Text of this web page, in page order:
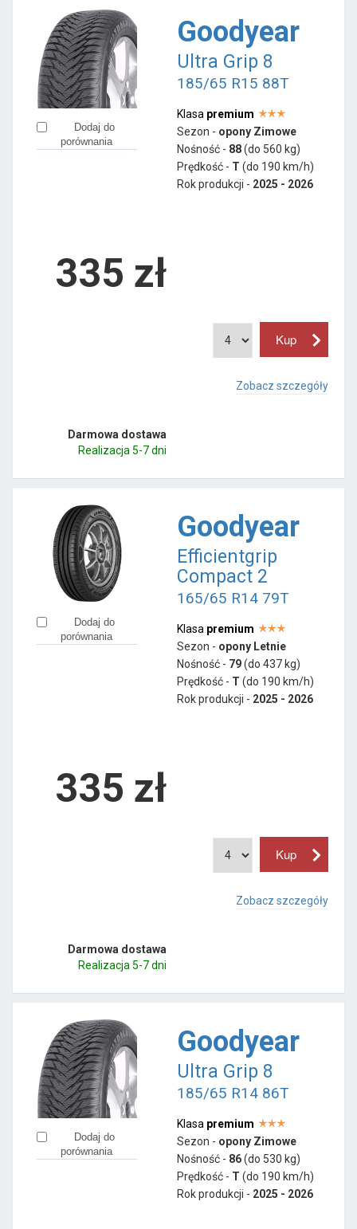
Dodaj do
porównania
Goodyear
Ultra Grip 8
185/65 R15 88T
Klasa premium
Sezon - opony Zimowe
Nośność - 88(do 560 kg)
Prędkość - T (do 190 km/h)
Rok produkcji - 2025 - 2026
335 zł
Zobacz szczegóły
Darmowa dostawa
Realizacja 5-7 dni
Dodaj do
porównania
Goodyear
Efficientgrip
Compact 2
165/65 R14 79T
Klasa premium
Sezon - opony Letnie
Nośność - 79(do 437 kg)
Prędkość - T (do 190 km/h)
Rok produkcji - 2025 - 2026
335 zł
Zobacz szczegóły
Darmowa dostawa
Realizacja 5-7 dni
Dodaj do
porównania
Goodyear
Ultra Grip 8
185/65 R14 86T
Klasa premium
Sezon - opony Zimowe
Nośność - 86(do 530 kg)
Prędkość - T (do 190 km/h)
Rok produkcji - 2025 - 2026